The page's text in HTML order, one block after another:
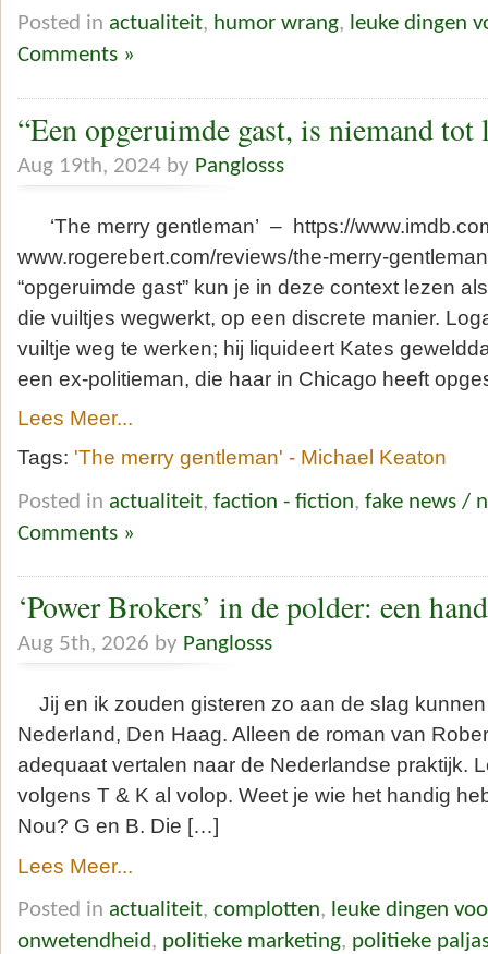
Posted in actualiteit, humor wrang, leuke dingen
Comments »
“Een opgeruimde gast, is niemand
Aug 19th, 2024 by Panglosss
‘The merry gentleman’ – https://
www.rogerebert.com/reviews/the-merry-
“opgeruimde gast” kun je in deze context lezen
die vuiltjes wegwerkt, op een discrete manier.
vuiltje weg te werken; hij liquideert Kates
een ex-politieman, die haar in Chicago heeft
Lees Meer...
Tags: 'The merry gentleman' - Michael Keaton
Posted in actualiteit, faction - fiction, fake news /
Comments »
‘Power Brokers’ in de polder: een
Aug 5th, 2026 by Panglosss
Jij en ik zouden gisteren zo aan de slag
Nederland, Den Haag. Alleen de roman van
adequaat vertalen naar de Nederlandse praktijk.
volgens T & K al volop. Weet je wie het handig
Nou? G en B. Die […]
Lees Meer...
Posted in actualiteit, complotten, leuke dingen
onwetendheid, politieke marketing, politieke